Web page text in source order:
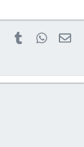
PinterestTumblr